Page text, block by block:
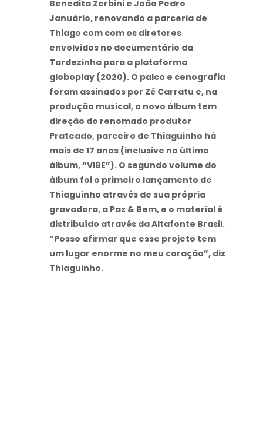
Benedita Zerbini e João Pedro
Januário, renovando a parceria de
Thiago com com os diretores
envolvidos no documentário da
Tardezinha para a plataforma
globoplay (2020). O palco e cenografia
foram assinados por Zé Carratu e, na
produção musical, o novo álbum tem
direção do renomado produtor
Prateado, parceiro de Thiaguinho há
mais de 17 anos (inclusive no último
álbum, “VIBE”). O segundo volume do
álbum foi o primeiro lançamento de
Thiaguinho através de sua própria
gravadora, a Paz & Bem, e o material é
distribuído através da Altafonte Brasil.
“Posso afirmar que esse projeto tem
um lugar enorme no meu coração”, diz
Thiaguinho.